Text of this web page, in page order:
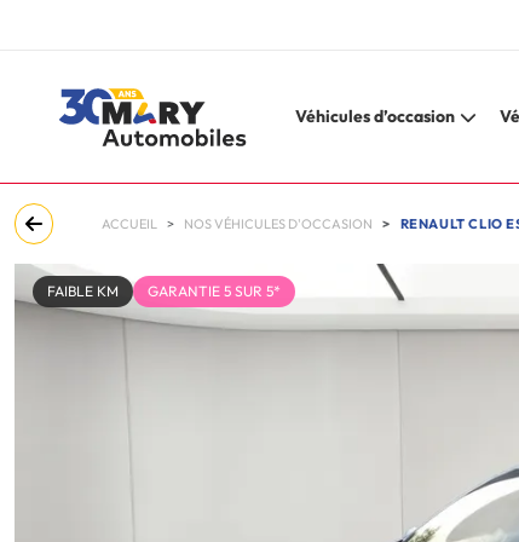
Véhicules d’occasion
ACCUEIL NOS VÉHICULES D'OCCASION RENAULT CLIO
FAIBLE KM GARANTIE 5 SUR 5*